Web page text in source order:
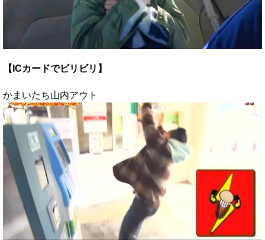
【ICカードでビリビリ】
かまいたち山内アウト